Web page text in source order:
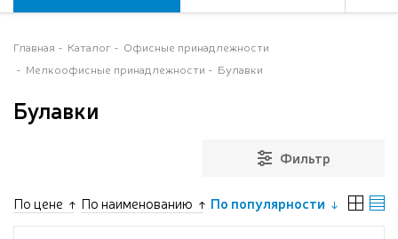
Главная Каталог
Офисные принадлежности
Мелкоофисные принадлежности
Булавки
Булавки
Фильтр
По цене По наименованию По популярности